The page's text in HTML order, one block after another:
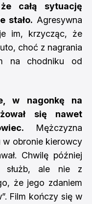
całą sytuację
stało. Agresywna
im, krzycząc, że
choć z nagrania
na chodniku od
w nagonkę na
się nawet
Mężczyzna
w obronie kierowcy
Chwilę później
służb, ale nie z
że jego zdaniem
Film kończy się w